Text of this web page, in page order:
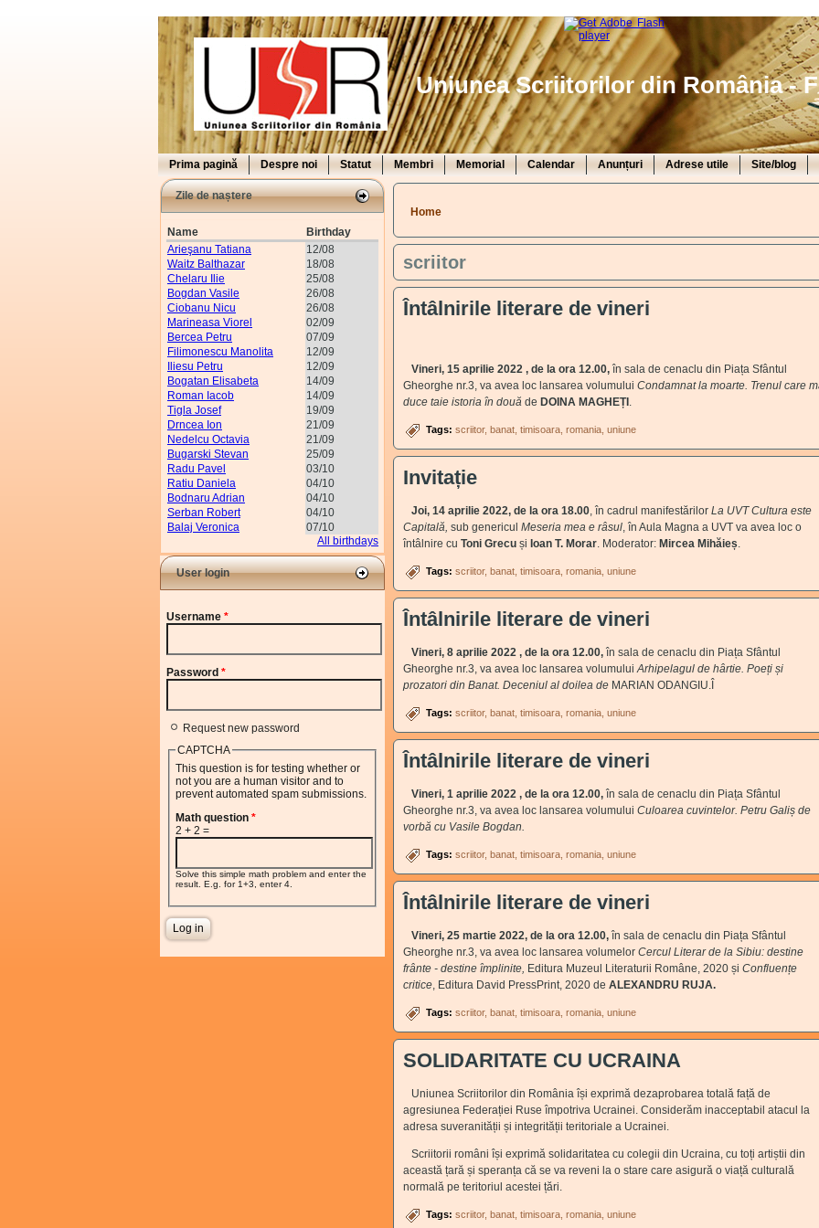
Uniunea Scriitorilor din România -
Prima pagină Despre noi Statut Membri Memorial Calendar Anunțuri Adrese utile Site/blog
Zile de naștere
Name
Birthday
Arieşanu Tatiana
12/08
Waitz Balthazar
18/08
Chelaru Ilie
25/08
Bogdan Vasile
26/08
Ciobanu Nicu
26/08
Marineasa Viorel
02/09
Bercea Petru
07/09
Filimonescu Manolita
12/09
Iliesu Petru
12/09
Bogatan Elisabeta
14/09
Roman Iacob
14/09
Tigla Josef
19/09
Drncea Ion
21/09
Nedelcu Octavia
21/09
Bugarski Stevan
25/09
Radu Pavel
03/10
Ratiu Daniela
04/10
Bodnaru Adrian
04/10
Serban Robert
04/10
Balaj Veronica
07/10
All birthdays
User login
Username *
Password *
Request new password
CAPTCHA
This question is for testing whether or
not you are a human visitor and to
prevent automated spam submissions.
Math question *
2 + 2 =
Solve this simple math problem and enter the
result. E.g. for 1+3, enter 4.
You are here
Home
scriitor
Întâlnirile literare de vineri
Vineri, 15 aprilie 2022 , de la ora 12.00, în sala de cenaclu din Piața Sfântul
Gheorghe nr.3, va avea loc lansarea volumului Condamnat la moarte. Trenul care
duce taie istoria în două de DOINA MAGHEȚI .
Tags: scriitor banat timisoara romania uniune
Invitație
Joi, 14 aprilie 2022, de la ora 18.00, în cadrul manifestărilor La UVT Cultura este
Capitală, sub genericul Meseria mea e râsul, în Aula Magna a UVT va avea loc o
întâlnire cu Toni Grecu și Ioan T. Morar. Moderator: Mircea Mihăieș.
Tags: scriitor banat timisoara romania uniune
Întâlnirile literare de vineri
Vineri, 8 aprilie 2022 , de la ora 12.00, în sala de cenaclu din Piața Sfântul
Gheorghe nr.3, va avea loc lansarea volumuluiArhipelagul de hârtie. Poeți și
prozatori din Banat. Deceniul al doilea de MARIAN ODANGIU.Î
Tags: scriitor banat timisoara romania uniune
Întâlnirile literare de vineri
Vineri, 1 aprilie 2022 , de la ora 12.00, în sala de cenaclu din Piața Sfântul
Gheorghe nr.3, va avea loc lansarea volumului Culoarea cuvintelor. Petru Galiș de
vorbă cu Vasile Bogdan.
Tags: scriitor banat timisoara romania uniune
Întâlnirile literare de vineri
Vineri, 25 martie 2022, de la ora 12.00, în sala de cenaclu din Piața Sfântul
Gheorghe nr.3, va avea loc lansarea volumelor Cercul Literar de la Sibiu: destine
frânte - destine împlinite, Editura Muzeul Literaturii Române, 2020 și Confluențe
critice, Editura David PressPrint, 2020 de ALEXANDRU RUJA.
Tags: scriitor banat timisoara romania uniune
SOLIDARITATE CU UCRAINA
Uniunea Scriitorilor din România își exprimă dezaprobarea totală față de
agresiunea Federației Ruse împotriva Ucrainei. Considerăm inacceptabil atacul la
adresa suveranității și integrității teritoriale a Ucrainei.
Scriitorii români își exprimă solidaritatea cu colegii din Ucraina, cu toți artiștii din
această țară și speranța că se va reveni la o stare care asigură o viață culturală
normală pe teritoriul acestei țări.
Tags: scriitor banat timisoara romania uniune